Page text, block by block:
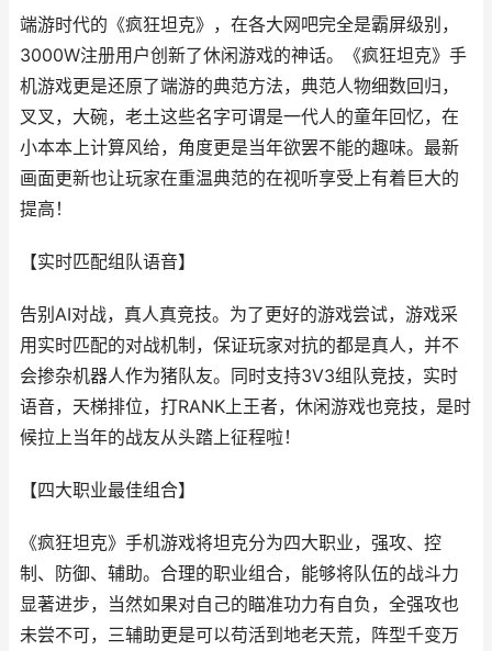
端游时代的《疯狂坦克》，在各大网吧完全是霸屏级别，
3000W注册用户创新了休闲游戏的神话。《疯狂坦克》手
机游戏更是还原了端游的典范方法，典范人物细数回归，
叉叉，大碗，老土这些名字可谓是一代人的童年回忆，在
小本本上计算风给，角度更是当年欲罢不能的趣味。最新
画面更新也让玩家在重温典范的在视听享受上有着巨大的
提高！
【实时匹配组队语音】
告别AI对战，真人真竞技。为了更好的游戏尝试，游戏采
用实时匹配的对战机制，保证玩家对抗的都是真人，并不
会掺杂机器人作为猪队友。同时支持3V3组队竞技，实时
语音，天梯排位，打RANK上王者，休闲游戏也竞技，是时
候拉上当年的战友从头踏上征程啦！
【四大职业最佳组合】
《疯狂坦克》手机游戏将坦克分为四大职业，强攻、控
制、防御、辅助。合理的职业组合，能够将队伍的战斗力
显著进步，当然如果对自己的瞄准功力有自负，全强攻也
未尝不可，三辅助更是可以苟活到地老天荒，阵型千变万